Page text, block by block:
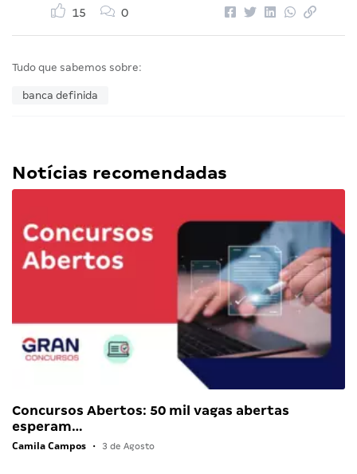
15 0
Tudo que sabemos sobre:
banca definida
Notícias recomendadas
Concursos Abertos: 50 mil vagas abertas
esperam…
Camila Campos • 3 de Agosto